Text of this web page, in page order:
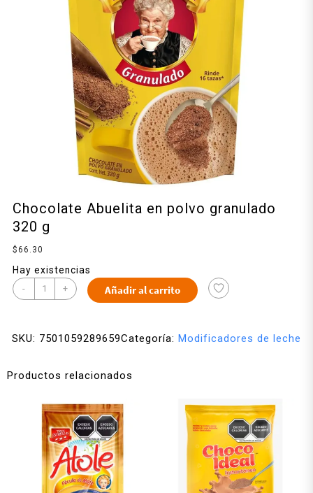
Chocolate Abuelita en polvo granulado
320 g
$66.30
Hay existencias
- + Añadir al carrito
SKU: 7501059289659Categoría: Modificadores de leche
Productos relacionados